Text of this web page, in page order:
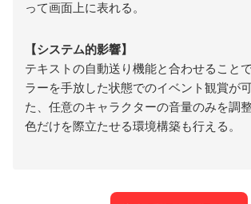
って画面上に表れる。
【システム的影響】
テキストの自動送り機能と合わせること
ラーを手放した状態でのイベント観賞が
た、任意のキャラクターの音量のみを調
色だけを際立たせる環境構築も行える。